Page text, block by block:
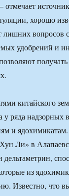
хорошо
лишних
удобрений и
китайского
у ряда
и
Ли» в
дельтаметрин,
из
Известно, что